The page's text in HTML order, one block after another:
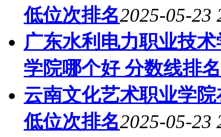
低位次排名2025-05-23
广东水利电力职业技
学院哪个好 分数线排
云南文化艺术职业学
低位次排名2025-05-23